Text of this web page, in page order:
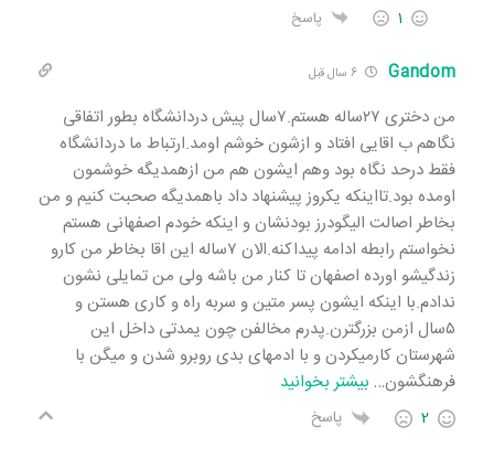
1 پاسخ
Gandom
من دختری ۲۷ساله هستم.۷سال پیش دردانشگاه بطور اتفاقی
نگاهم ب اقایی افتاد و ازشون خوشم اومد.ارتباط ما دردانشگاه
فقط درحد نگاه بود وهم ایشون هم من ازهمدیگه خوشمون
اومده بود.تااینکه یکروز پیشنهاد داد باهمدیگه صحبت کنیم و من
بخاطر اصالت الیگودرز بودنشان و اینکه خودم اصفهانی هستم
نخواستم رابطه ادامه پیداکنه.الان ۷ساله این اقا بخاطر من کارو
زندگیشو اورده اصفهان تا کنار من باشه ولی من تمایلی نشون
ندادم.با اینکه ایشون پسر متین و سربه راه و کاری هستن و
۵سال ازمن بزرگترن.پدرم مخالفن چون یمدتی داخل این
شهرستان کارمیکردن و با ادمهای بدی روبرو شدن و میگن با
فرهنگشون… بیشتر بخوانید
2 پاسخ